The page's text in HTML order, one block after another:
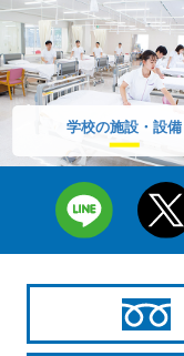
学校の施設・設備